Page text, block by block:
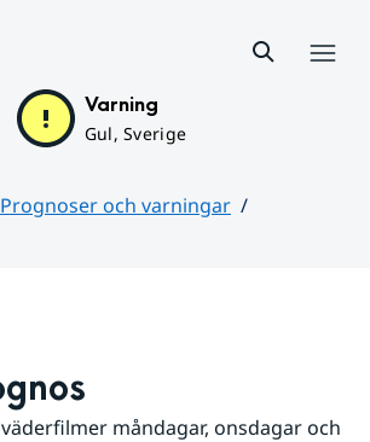
Varning
Gul, Sverige
Prognoser och varningar
måndagar, onsdagar och